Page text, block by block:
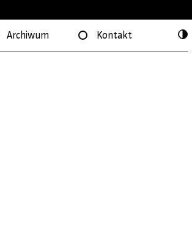
Archiwum Kontakt